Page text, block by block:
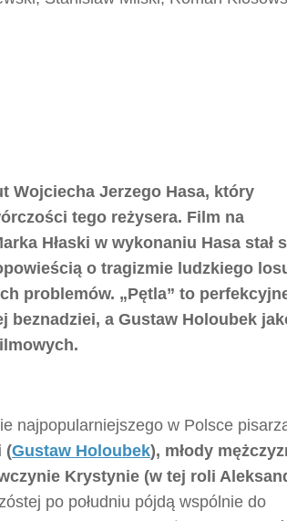
Wojciecha Jerzego Hasa, który
tego reżysera. Film na
Hłaski w wykonaniu Hasa stał
o tragizmie ludzkiego
problemów. „Pętla” to
beznadziei, a Gustaw Holoubek
najpopularniejszego w Polsce
(Gustaw Holoubek), młody
Krystynie (w tej roli
po południu pójdą wspólnie do